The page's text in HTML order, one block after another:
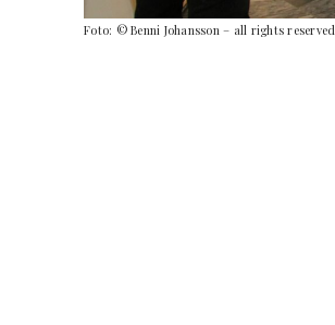
Foto: © Benni Johansson – all rights reserved